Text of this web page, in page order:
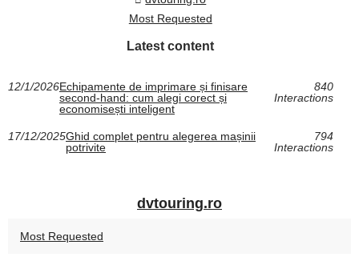
Most Requested
Latest content
12/1/2026Echipamente de imprimare și finisare
second‑hand: cum alegi corect și
economisești inteligent
840
Interactions
17/12/2025Ghid complet pentru alegerea mașinii
potrivite
794
Interactions
dvtouring.ro
Most Requested